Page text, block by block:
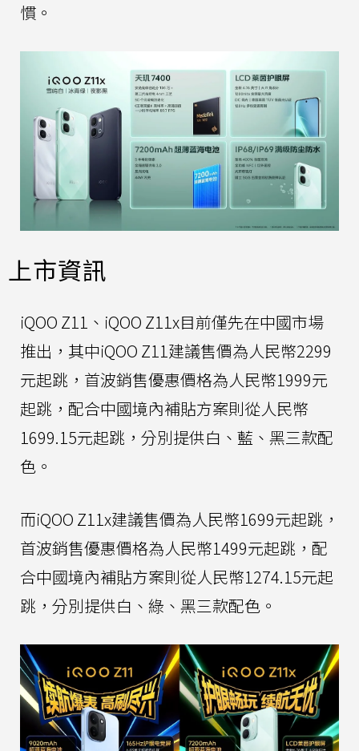
慣。
上市資訊
iQOO Z11、iQOO Z11x目前僅先在中國市場
推出，其中iQOO Z11建議售價為人民幣2299
元起跳，首波銷售優惠價格為人民幣1999元
起跳，配合中國境內補貼方案則從人民幣
1699.15元起跳，分別提供白、藍、黑三款配
色。
而iQOO Z11x建議售價為人民幣1699元起跳，
首波銷售優惠價格為人民幣1499元起跳，配
合中國境內補貼方案則從人民幣1274.15元起
跳，分別提供白、綠、黑三款配色。